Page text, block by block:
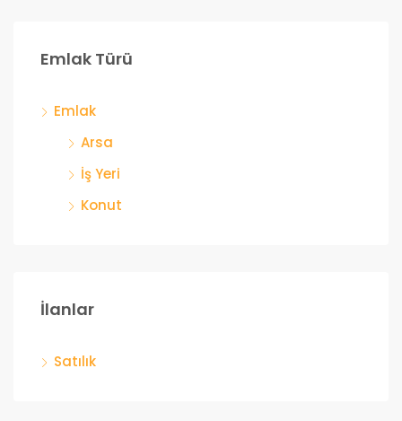
Emlak Türü
Emlak
Arsa
İş Yeri
Konut
İlanlar
Satılık